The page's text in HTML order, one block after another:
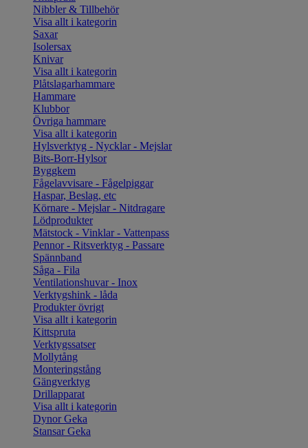
Nibbler & Tillbehör
Visa allt i kategorin
Saxar
Isolersax
Knivar
Visa allt i kategorin
Plåtslagarhammare
Hammare
Klubbor
Övriga hammare
Visa allt i kategorin
Hylsverktyg - Nycklar - Mejslar
Bits-Borr-Hylsor
Byggkem
Fågelavvisare - Fågelpiggar
Haspar, Beslag, etc
Körnare - Mejslar - Nitdragare
Lödprodukter
Mätstock - Vinklar - Vattenpass
Pennor - Ritsverktyg - Passare
Spännband
Såga - Fila
Ventilationshuvar - Inox
Verktygshink - låda
Produkter övrigt
Visa allt i kategorin
Kittspruta
Verktygssatser
Mollytång
Monteringstång
Gängverktyg
Drillapparat
Visa allt i kategorin
Dynor Geka
Stansar Geka